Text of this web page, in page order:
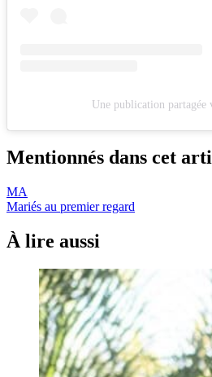
Une publication partagée
Mentionnés dans cet
MA
Mariés au premier regard
À lire aussi